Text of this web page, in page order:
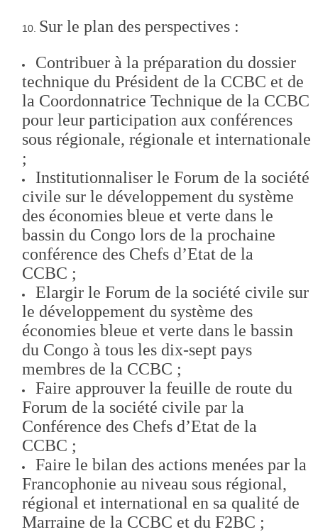
Sur le plan des perspectives :
Contribuer à la préparation du dossier
technique du Président de la CCBC et de
la Coordonnatrice Technique de la CCBC
pour leur participation aux conférences
sous régionale, régionale et internationale
;
Institutionnaliser le Forum de la société
civile sur le développement du système
des économies bleue et verte dans le
bassin du Congo lors de la prochaine
conférence des Chefs d’Etat de la
CCBC ;
Elargir le Forum de la société civile sur
le développement du système des
économies bleue et verte dans le bassin
du Congo à tous les dix-sept pays
membres de la CCBC ;
Faire approuver la feuille de route du
Forum de la société civile par la
Conférence des Chefs d’Etat de la
CCBC ;
Faire le bilan des actions menées par la
Francophonie au niveau sous régional,
régional et international en sa qualité de
Marraine de la CCBC et du F2BC ;